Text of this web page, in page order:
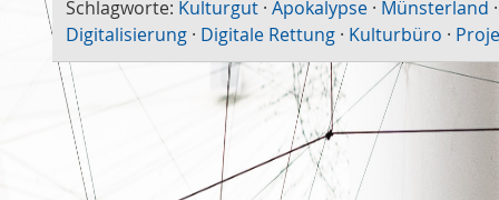
Schlagworte: Kulturgut · Apokalypse · Münsterland ·
Digitalisierung · Digitale Rettung · Kulturbüro ·